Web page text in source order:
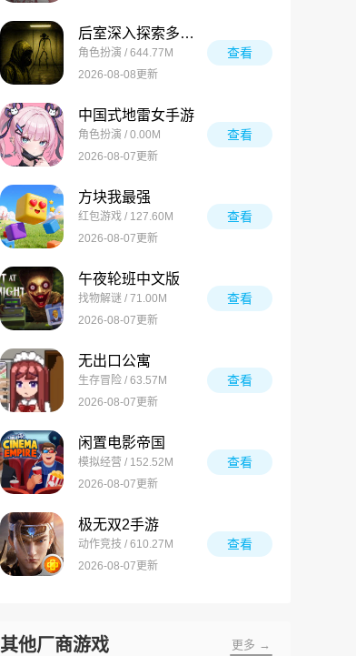
后室深入探索多人联机版
角色扮演 / 644.77M
2026-08-08更新
查看
中国式地雷女手游
角色扮演 / 0.00M
2026-08-07更新
查看
方块我最强
红包游戏 / 127.60M
2026-08-07更新
查看
午夜轮班中文版
找物解谜 / 71.00M
2026-08-07更新
查看
无出口公寓
生存冒险 / 63.57M
2026-08-07更新
查看
闲置电影帝国
模拟经营 / 152.52M
2026-08-07更新
查看
极无双2手游
动作竞技 / 610.27M
2026-08-07更新
查看
其他厂商游戏 更多 →